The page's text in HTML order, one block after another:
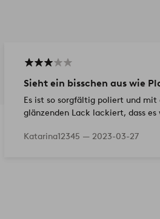
Sieht ein bisschen aus wie
Es ist so sorgfältig poliert und mit
glänzenden Lack lackiert, dass
Katarina12345 — 2023-03-27